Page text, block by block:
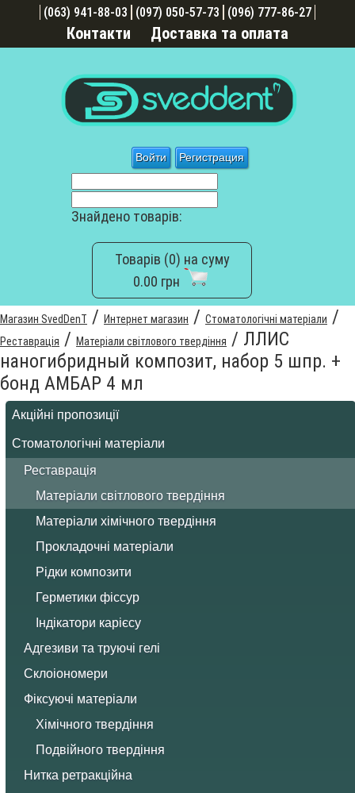
Войти Регистрация
(063) 941-88-03 (097) 050-57-73 (096) 777-86-27
Контакти Доставка та оплата
Знайдено товарів:
Товарів (0) на суму
0.00 грн
Магазин SvedDenT / Интернет магазин / Стоматологічні матеріали /
Реставрація / Матеріали світлового твердіння / ЛЛИС
наногибридный композит, набор 5 шпр. +
бонд АМБАР 4 мл
Акційні пропозиції
Стоматологічні матеріали
Реставрація
Матеріали світлового твердіння
Матеріали хімічного твердіння
Прокладочні матеріали
Рідки композити
Герметики фіссур
Індікатори карієсу
Адгезиви та труючі гелі
Склоіономери
Фіксуючі матеріали
Хімічного твердіння
Подвійного твердіння
Нитка ретракційна